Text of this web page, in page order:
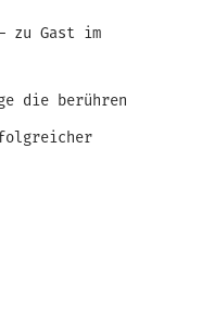
zu Gast im
die berühren